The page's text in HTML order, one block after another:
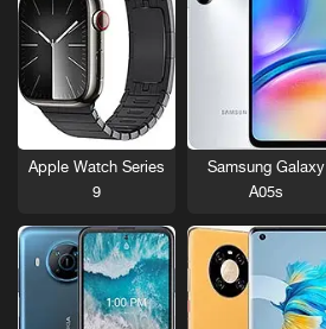
Samsung Galaxy
A05s
Apple Watch Series
9